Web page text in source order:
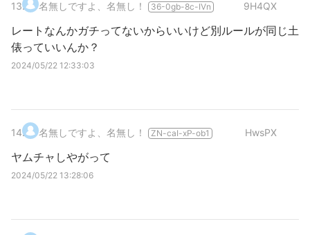
13. 名無しですよ、名無し！ 36-0gb-8c-IVn 9H4QX
レートなんかガチってないからいいけど別ルールが同じ土
俵っていいんか？
2024/05/22 12:33:03
14. 名無しですよ、名無し！ ZN-caI-xP-ob1 HwsPX
ヤムチャしやがって
2024/05/22 13:28:06